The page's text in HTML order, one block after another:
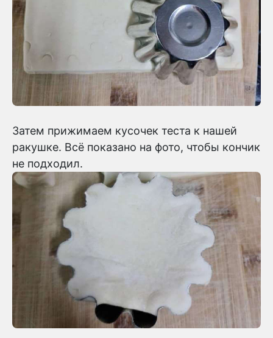
Затем прижимаем кусочек теста к нашей
ракушке. Всё показано на фото, чтобы кончик
не подходил.